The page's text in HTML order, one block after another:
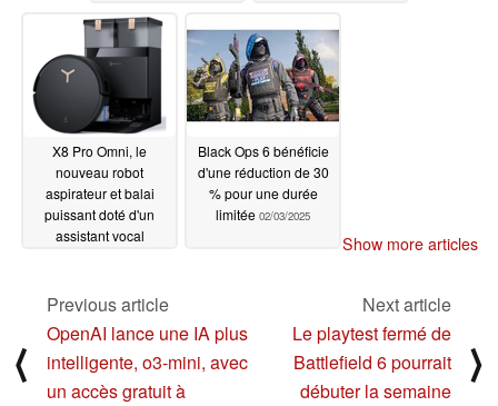
consoles
05/09/2025
X8 Pro Omni, le
nouveau robot
aspirateur et balai
puissant doté d'un
assistant vocal
02/06/2025
Black Ops 6 bénéficie
d'une réduction de 30
% pour une durée
limitée 02/03/2025
Show more articles
⟨
Previous article
OpenAI lance une IA plus
intelligente, o3-mini, avec
un accès gratuit à
Next article
Le playtest fermé de
Battlefield 6 pourrait
débuter la semaine
⟩